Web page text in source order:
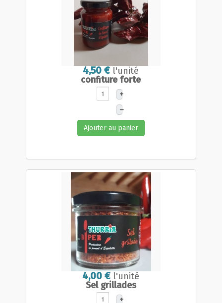
4,50 € l'unité
confiture forte
+
–
Ajouter au panier
4,00 € l'unité
Sel grillades
+